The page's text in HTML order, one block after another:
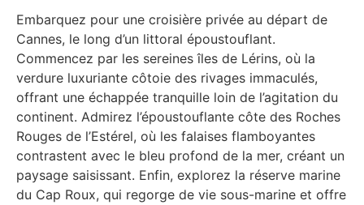
Embarquez pour une croisière privée au départ de
Cannes, le long d’un littoral époustouflant.
Commencez par les sereines îles de Lérins, où la
verdure luxuriante côtoie des rivages immaculés,
offrant une échappée tranquille loin de l’agitation du
continent. Admirez l’époustouflante côte des Roches
Rouges de l’Estérel, où les falaises flamboyantes
contrastent avec le bleu profond de la mer, créant un
paysage saisissant. Enfin, explorez la réserve marine
du Cap Roux, qui regorge de vie sous-marine et offre